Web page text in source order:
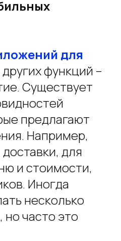
для
других функций –
Существует
предлагают
Например,
для
и стоимости,
Иногда
несколько
но часто это